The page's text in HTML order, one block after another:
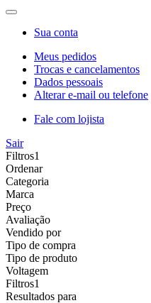
Sua conta
Meus pedidos
Trocas e cancelamentos
Dados pessoais
Alterar e-mail ou telefone
Fale com lojista
Sair
Filtros1
Ordenar
Categoria
Marca
Preço
Avaliação
Vendido por
Tipo de compra
Tipo de produto
Voltagem
Filtros1
Resultados para